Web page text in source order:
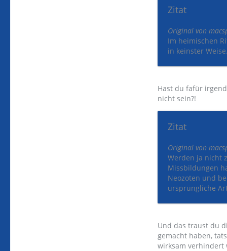
Zitat
Original von
Im heimischen
in keinster
Hast du fafür
nicht sein?!
Zitat
Original von
Werden ja nicht
Missbildungen
Neozoten und
ursprüngliche
Und das traust du
gemacht haben,
wirksam verhindert